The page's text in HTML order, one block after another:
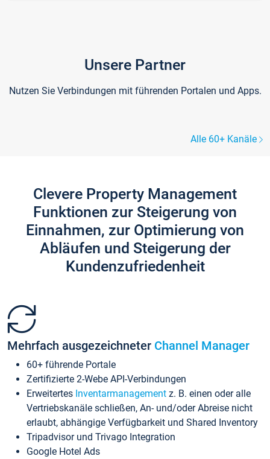
Unsere Partner
Nutzen Sie Verbindungen mit führenden Portalen und Apps.
Alle 60+ Kanäle
Clevere Property Management
Funktionen zur Steigerung von
Einnahmen, zur Optimierung von
Abläufen und Steigerung der
Kundenzufriedenheit
Mehrfach ausgezeichneter Channel Manager
60+ führende Portale
Zertifizierte 2-Webe API-Verbindungen
Erweitertes Inventarmanagement z. B. einen oder alle
Vertriebskanäle schließen, An- und/oder Abreise nicht
erlaubt, abhängige Verfügbarkeit und Shared Inventory
Tripadvisor und Trivago Integration
Google Hotel Ads